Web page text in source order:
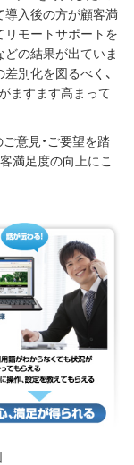
導入後の方が顧客満
リモートサポートを
の結果が出ていま
別化を図るべく、
ますます高まって
意見・ご要望を踏
満足度の向上にこ